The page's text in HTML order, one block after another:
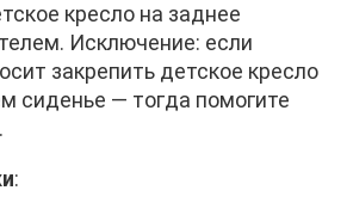
кресло на заднее
Исключение: если
закрепить детское кресло
сиденье — тогда помогите
: